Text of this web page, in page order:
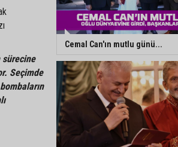
sürecine
Seçimde
Cemal Can'ın mutlu günü...